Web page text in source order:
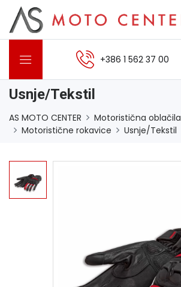
+386 1 562 37 00
Usnje/Tekstil
AS MOTO CENTER
Motoristična oblačila
Motoristične rokavice
Usnje/Tekstil